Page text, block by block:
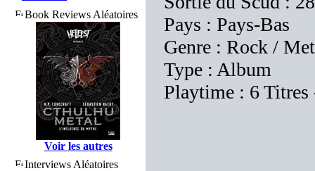
Book Reviews Aléatoires
Voir les autres
Interviews Aléatoires
Pays : Pays-Bas
Genre : Rock /
Type : Album
Playtime : 6